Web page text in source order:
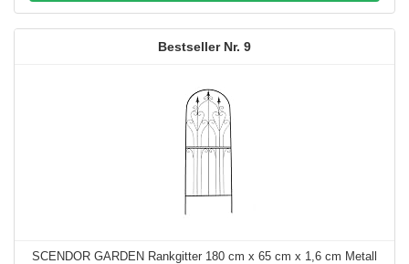
9
SCENDOR GARDEN Rankgitter 180 cm x 65 cm x 1,6 cm Metall